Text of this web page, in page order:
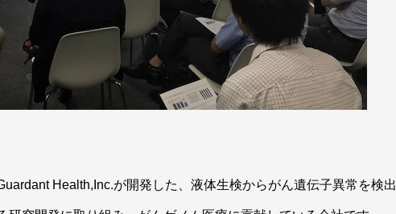
Health,Inc.が開発した、液体生検からがん遺伝子異常を検出